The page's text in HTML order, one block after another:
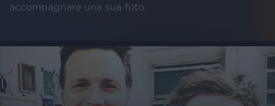
accompagnare una sua foto.